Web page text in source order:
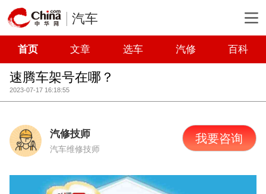
汽车
首页 文章 选车 汽修 百科
速腾车架号在哪？
2023-07-17 16:18:55
汽修技师
汽车维修技师
我要咨询